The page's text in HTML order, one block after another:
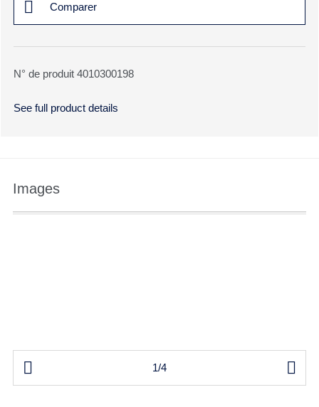
Comparer
N° de produit 4010300198
See full product details
Images
 1/4 